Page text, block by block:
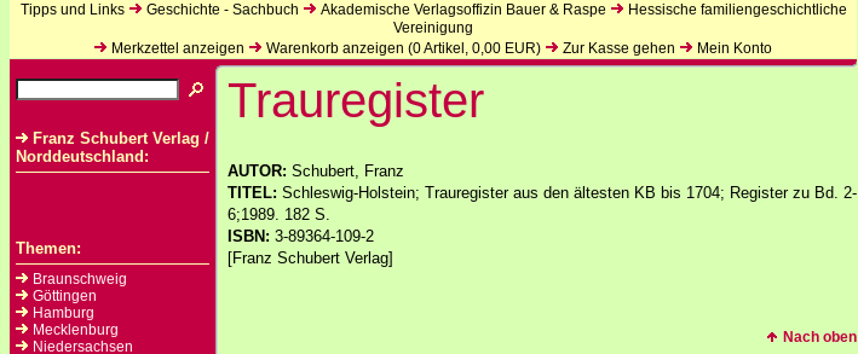
Tipps und Links
Geschichte - Sachbuch Akademische Verlagsoffizin Bauer & Raspe
Hessische familiengeschichtliche
Vereinigung
Merkzettel anzeigen
Warenkorb anzeigen (0Artikel, 0,00 EUR) Zur Kasse gehen Mein Konto
Franz Schubert Verlag /
Norddeutschland:
Themen:
Braunschweig
Göttingen
Hamburg
Mecklenburg
Niedersachsen
Trauregister
AUTOR: Schubert, Franz
TITEL: Schleswig-Holstein; Trauregister aus den ältesten KB bis 1704; Register zu Bd. 2-
6;1989. 182 S.
ISBN: 3-89364-109-2
[Franz Schubert Verlag]
Nach oben